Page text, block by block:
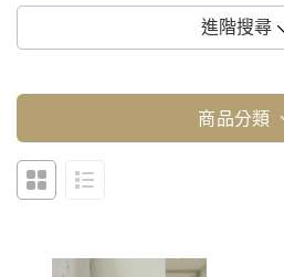
進階搜尋
商品分類